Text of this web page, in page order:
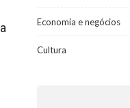
Economia e negócios
Cultura